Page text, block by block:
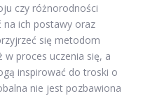
czy różnorodności
na ich postawy oraz
się metodom
w proces uczenia się, a
inspirować do troski o
nie jest pozbawiona